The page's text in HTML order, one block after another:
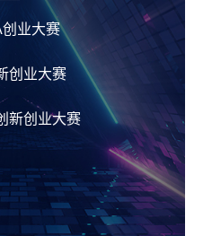
业大赛
创业大赛
新创业大赛